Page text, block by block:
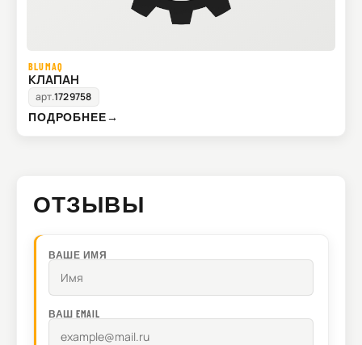
BLUMAQ
КЛАПАН
арт.1729758
ПОДРОБНЕЕ→
ОТЗЫВЫ
ВАШЕ ИМЯ
ВАШ EMAIL